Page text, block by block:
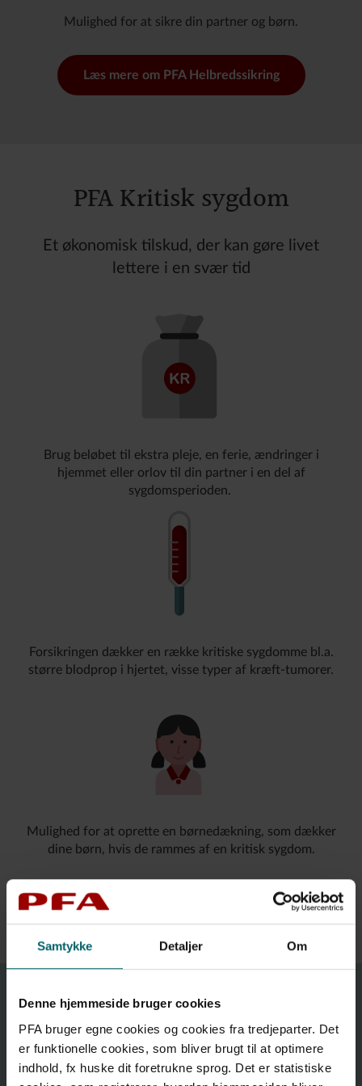
Samtykke Detaljer Om
Denne hjemmeside bruger cookies
PFA bruger egne cookies og cookies fra tredjeparter. Det
er funktionelle cookies, som bliver brugt til at optimere
indhold, fx huske dit foretrukne sprog. Det er statistiske
Mulighed for at sikre din partner og børn.
Læs mere om PFA Helbredssikring
PFA Kritisk sygdom
Et økonomisk tilskud, der kan gøre livet
lettere i en svær tid
Brug beløbet til ekstra pleje, en ferie, ændringer i
hjemmet eller orlov til din partner i en del af
sygdomsperioden.
Forsikringen dækker en række kritiske sygdomme bl.a.
større blodprop i hjertet, visse typer af kræft-tumorer.
Mulighed for at oprette en børnedækning, som dækker
dine børn, hvis de rammes af en kritisk sygdom.
Læs mere om PFA Kritisk sygdom
PFA Erhvervsevne
Hvis din evne til at arbejde nedsættes